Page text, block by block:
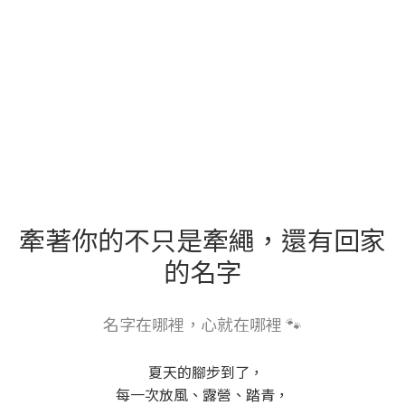
牽著你的不只是牽繩，還有回家
的名字
名字在哪裡，心就在哪裡 🐾
夏天的腳步到了，
每一次放風、露營、踏青，